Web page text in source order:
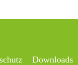
Downloads